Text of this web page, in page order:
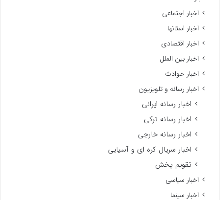
اخبار اجتماعی
اخبار استانها
اخبار اقتصادی
اخبار بین الملل
اخبار حوادث
اخبار رسانه و تلویزیون
اخبار رسانه ایرانی
اخبار رسانه ترکی
اخبار رسانه خارجی
اخبار سریال کره ای و آسیایی
تقویم پخش
اخبار سیاسی
اخبار سینما